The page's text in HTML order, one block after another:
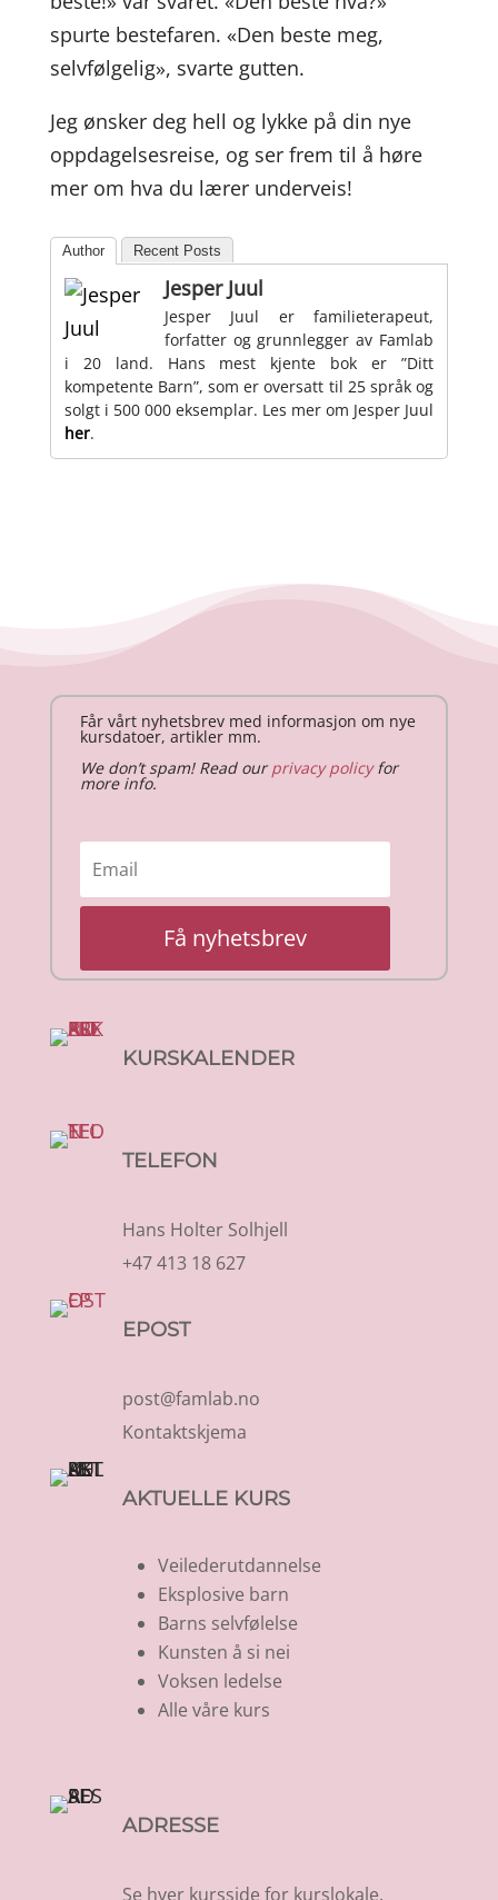
spurte bestefaren. «Den beste meg,
selvfølgelig», svarte gutten.
Jeg ønsker deg hell og lykke på din nye
oppdagelsesreise, og ser frem til å høre
mer om hva du lærer underveis!
Author Recent Posts
Jesper Juul
Jesper Juul er familieterapeut,
forfatter og grunnlegger av Famlab
i 20 land. Hans mest kjente bok er ”Ditt
kompetente Barn”, som er oversatt til 25 språk og
solgt i 500 000 eksemplar. Les mer om Jesper Juul
her.
Får vårt nyhetsbrev med informasjon om nye
kursdatoer, artikler mm.
We don’t spam! Read ourprivacy policyfor
more info.
Få nyhetsbrev
KURSKALENDER
TELEFON
Hans Holter Solhjell
+47 413 18 627
EPOST
post@famlab.no
Kontaktskjema
AKTUELLE KURS
Veilederutdannelse
Eksplosive barn
Barns selvfølelse
Kunsten å si nei
Voksen ledelse
Alle våre kurs
ADRESSE
Se hver kursside for kurslokale.